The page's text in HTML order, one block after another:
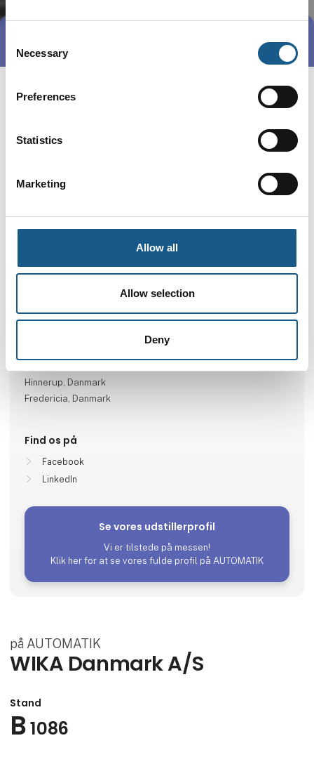
Selection
Necessary
Preferences
Statistics
Marketing
Allow all
Allow selection
Deny
Gå til hjemmeside
Antal medarbejdere
Hinnerup, Danmark
Fredericia, Danmark
Find os på
Facebook
LinkedIn
Se vores udstillerprofil
Vi er tilstede på messen!
Klik her for at se vores fulde profil på AUTOMATIK
på AUTOMATIK
WIKA Danmark A/S
Stand
B1086